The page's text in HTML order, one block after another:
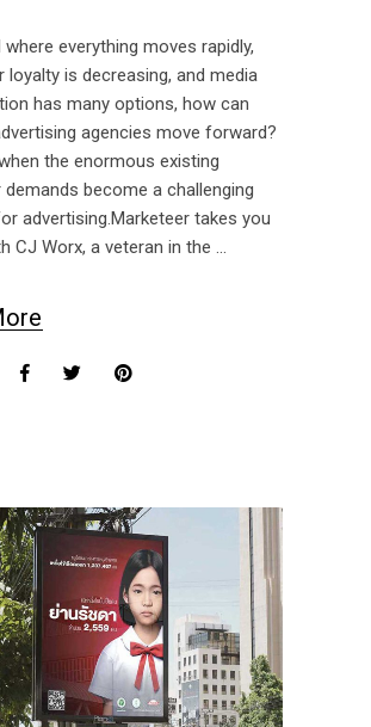
where everything moves rapidly,
loyalty is decreasing, and media
has many options, how can
agencies move forward?
the enormous existing
become a challenging
advertising.Marketeer takes you
CJ Worx, a veteran in the